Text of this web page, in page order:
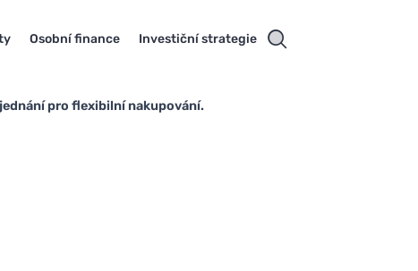
Osobní finance Investiční strategie
pro flexibilní nakupování.